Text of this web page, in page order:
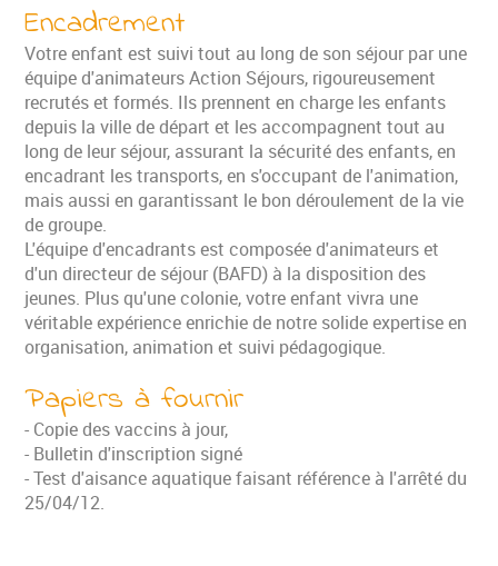
Encadrement
Votre enfant est suivi tout au long de son séjour par une
équipe d'animateurs Action Séjours, rigoureusement
recrutés et formés. Ils prennent en charge les enfants
depuis la ville de départ et les accompagnent tout au
long de leur séjour, assurant la sécurité des enfants, en
encadrant les transports, en s'occupant de l'animation,
mais aussi en garantissant le bon déroulement de la vie
de groupe.
L'équipe d'encadrants est composée d'animateurs et
d'un directeur de séjour (BAFD) à la disposition des
jeunes. Plus qu'une colonie, votre enfant vivra une
véritable expérience enrichie de notre solide expertise en
organisation, animation et suivi pédagogique.
Papiers à fournir
- Copie des vaccins à jour,
- Bulletin d'inscription signé
- Test d'aisance aquatique faisant référence à l'arrêté du
25/04/12.